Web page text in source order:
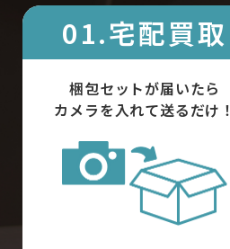
01.宅配買取
梱包セットが届いたら
カメラを入れて送るだけ！